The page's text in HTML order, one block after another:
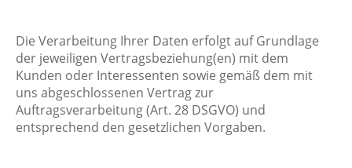
Die Verarbeitung Ihrer Daten erfolgt auf Grundlage
der jeweiligen Vertragsbeziehung(en) mit dem
Kunden oder Interessenten sowie gemäß dem mit
uns abgeschlossenen Vertrag zur
Auftragsverarbeitung (Art. 28 DSGVO) und
entsprechend den gesetzlichen Vorgaben.